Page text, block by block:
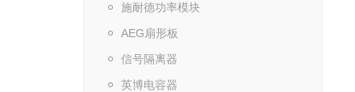
施耐德功率模块
AEG扇形板
信号隔离器
英博电容器